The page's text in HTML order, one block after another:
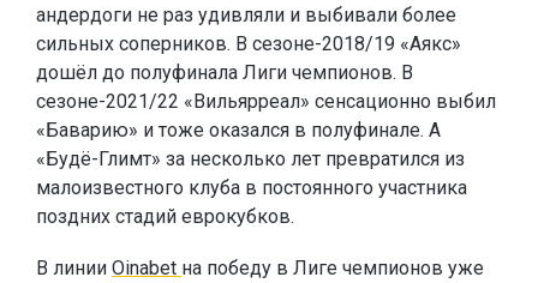
андердоги не раз удивляли и выбивали более
сильных соперников. В сезоне-2018/19 «Аякс»
дошёл до полуфинала Лиги чемпионов. В
сезоне-2021/22 «Вильярреал» сенсационно выбил
«Баварию» и тоже оказался в полуфинале. А
«Будё-Глимт» за несколько лет превратился из
малоизвестного клуба в постоянного участника
поздних стадий еврокубков.
В линии Oinabet на победу в Лиге чемпионов уже